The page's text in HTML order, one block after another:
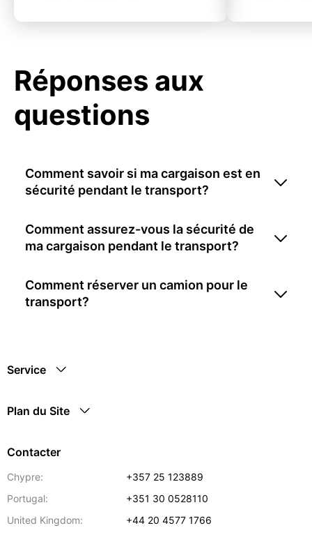
Réponses aux
questions
Comment savoir si ma cargaison est en
sécurité pendant le transport?
Comment assurez-vous la sécurité de
ma cargaison pendant le transport?
Comment réserver un camion pour le
transport?
Service
Plan du Site
Contacter
Chypre:
+357 25 123889
Portugal:
+351 30 0528110
United Kingdom:
+44 20 4577 1766